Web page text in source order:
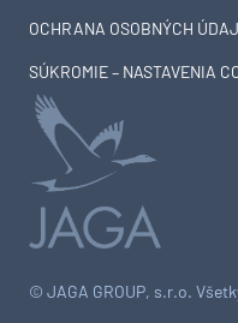
© JAGA GROUP, s.r.o.
OCHRANA OSOBNÝCH
SÚKROMIE – NASTAVENIA